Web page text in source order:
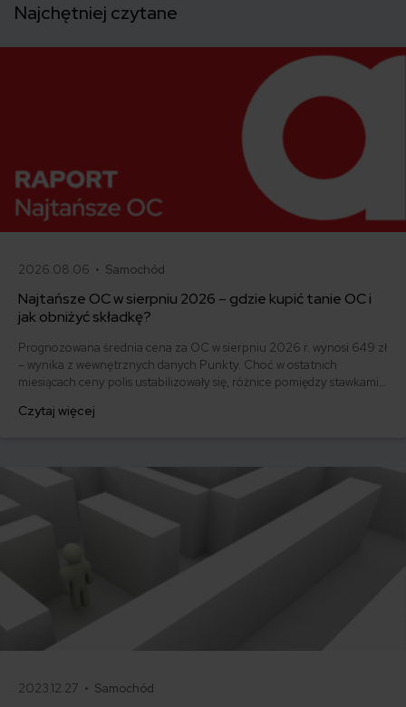
Najchętniej czytane
2026.08.06 • Samochód
Najtańsze OC w sierpniu 2026 – gdzie kupić tanie OC i
jak obniżyć składkę?
Prognozowana średnia cena za OC w sierpniu 2026 r. wynosi 649 zł
– wynika z wewnętrznych danych Punkty. Choć w ostatnich
miesiącach ceny polis ustabilizowały się, różnice pomiędzy stawkami
500 zł, inni – powyżej 1500 zł. Gdzie znaleźć najtańsze OC w Polsce
Czytaj więcej
2023.12.27 • Samochód